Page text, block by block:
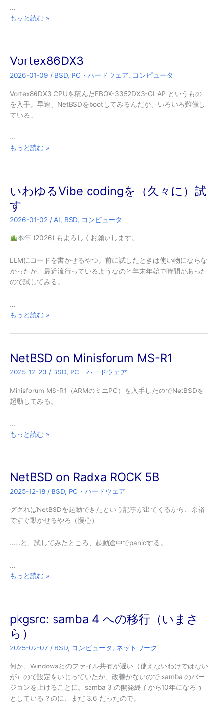
…
NetBSD/riscv
RZ/Five
もっと読む »
Vortex86DX3
2026-01-09 / BSD, PC・ハードウェア, コンピュータ
Vortex86DX3 CPUを積んだEBOX-3352DX3-GLAP というもの
を入手。早速、NetBSDをbootしてみるんだが、いろいろ難儀し
ている。
…
Vortex86DX3
もっと読む »
いわゆるVibe codingを（久々に）試
す
2026-01-02 / AI, BSD, コンピュータ
本年 (2026) もよろしくお願いします。
LLMにコードを書かせるやつ。前に試したときは使い物にならな
かったが、最近流行っているようなのと年末年始で時間があった
ので試してみる。
…
い
ゆ
Vibe
coding
（久々
に）
もっと読む »
NetBSD on Minisforum MS-R1
2025-12-23 / BSD, PC・ハードウェア
Minisforum MS-R1（ARMのミニPC）を入手したのでNetBSDを
起動してみる。
…
NetBSD
Minisforum
R1
もっと読む »
NetBSD on Radxa ROCK 5B
2025-12-18 / BSD, PC・ハードウェア
ググればNetBSDを起動できたという記事が出てくるから、余裕
ですぐ動かせるやろ（慢心）
……と、試してみたところ、起動途中でpanicする。
…
NetBSD
Radxa
5B
もっと読む »
pkgsrc: samba 4 への移行（いまさ
ら）
2025-02-07 / BSD, コンピュータ, ネットワーク
何か、Windowsとのファイル共有が遅い（使えないわけではない
が）ので設定をいじっていたが、改善がないので samba のバー
ジョンを上げることに。samba 3 の開発終了から10年になろう
としている？のに、まだ 3.6 だったので。